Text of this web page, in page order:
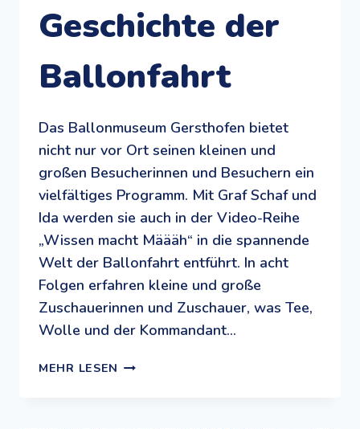
Geschichte der
Ballonfahrt
Das Ballonmuseum Gersthofen bietet
nicht nur vor Ort seinen kleinen und
großen Besucherinnen und Besuchern ein
vielfältiges Programm. Mit Graf Schaf und
Ida werden sie auch in der Video-Reihe
„Wissen macht Määäh“ in die spannende
Welt der Ballonfahrt entführt. In acht
Folgen erfahren kleine und große
Zuschauerinnen und Zuschauer, was Tee,
Wolle und der Kommandant…
MEHR LESEN WISSEN